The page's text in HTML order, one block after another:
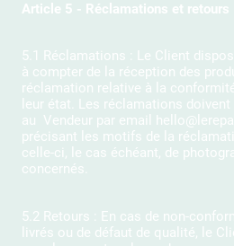
Article 5 - Réclamations et retours
5.1 Réclamations : Le Client
à compter de la réception des
réclamation relative à la
leur état. Les réclamations
au Vendeur par email
précisant les motifs de la
celle-ci, le cas échéant, de
concernés.
5.2 Retours : En cas de non-
livrés ou de défaut de qualité, le